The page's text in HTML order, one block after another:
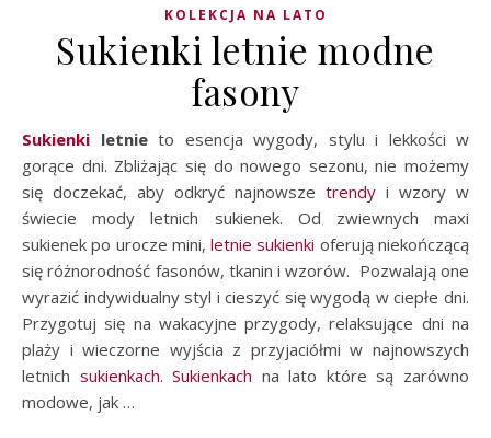
KOLEKCJA NA LATO
Sukienki letnie modne
fasony
Sukienki letnieto esencja wygody, stylu i lekkości w
gorące dni. Zbliżając się do nowego sezonu, nie możemy
się doczekać, aby odkryć najnowsze trendy i wzory w
świecie mody letnich sukienek. Od zwiewnych maxi
sukienek po urocze mini,letnie sukienki oferują niekończącą
się różnorodność fasonów, tkanin i wzorów. Pozwalają one
wyrazić indywidualny styl i cieszyć się wygodą w ciepłe dni.
Przygotuj się na wakacyjne przygody, relaksujące dni na
plaży i wieczorne wyjścia z przyjaciółmi w najnowszych
letnich sukienkach.Sukienkach na lato które są zarówno
modowe, jak …